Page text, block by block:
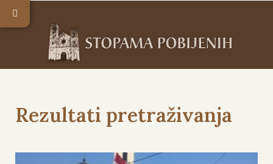
Rezultati pretraživanja